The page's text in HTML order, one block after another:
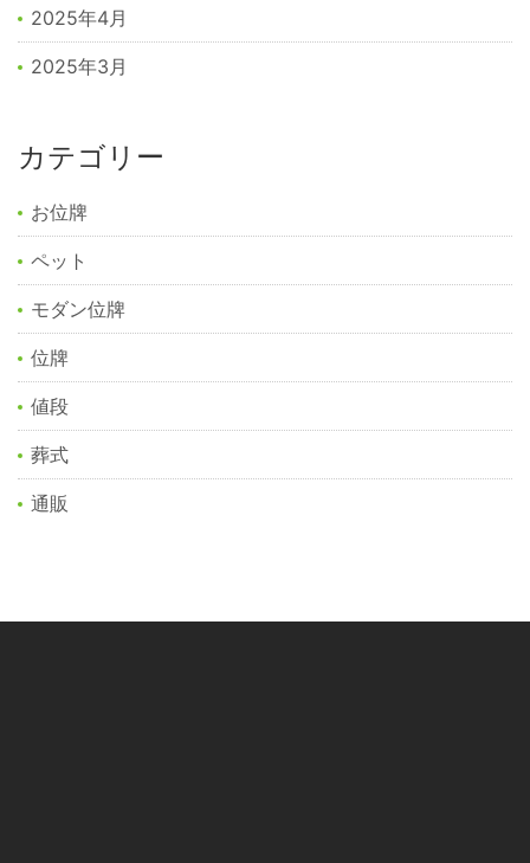
2025年4月
2025年3月
カテゴリー
お位牌
ペット
モダン位牌
位牌
値段
葬式
通販